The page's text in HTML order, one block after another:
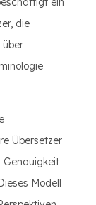
die
über
Übersetzer
Genauigkeit
Modell